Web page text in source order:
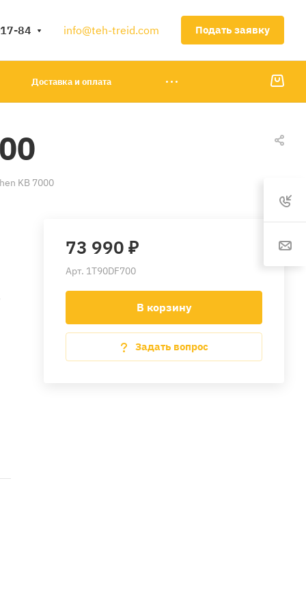
84 info@teh-treid.com Подать заявку
Доставка и оплата
KB 7000
73 990 ₽
Арт. 1T90DF700
В корзину
Задать вопрос